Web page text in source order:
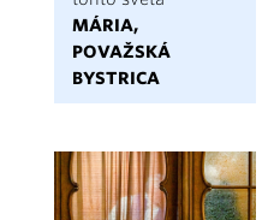
MÁRIA,
POVAŽSKÁ
BYSTRICA